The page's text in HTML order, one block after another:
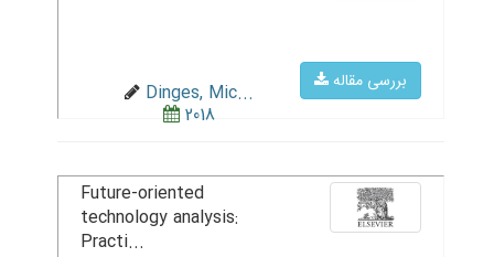
بررسی مقاله
Dinges, Mic...
2018
Future-oriented
technology analysis:
Practi...